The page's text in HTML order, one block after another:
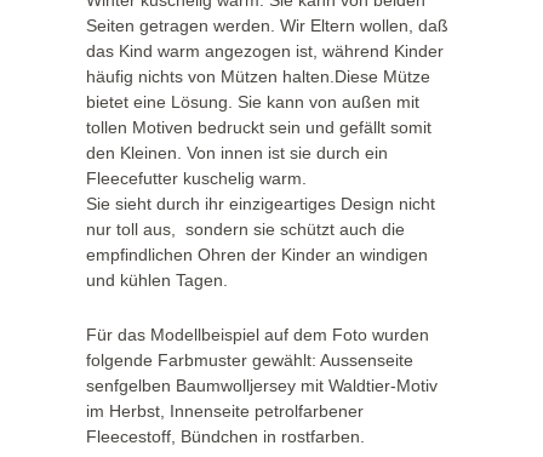
Seiten getragen werden. Wir Eltern wollen, daß
das Kind warm angezogen ist, während Kinder
häufig nichts von Mützen halten.Diese Mütze
bietet eine Lösung. Sie kann von außen mit
tollen Motiven bedruckt sein und gefällt somit
den Kleinen. Von innen ist sie durch ein
Fleecefutter kuschelig warm.
Sie sieht durch ihr einzigeartiges Design nicht
nur toll aus, sondern sie schützt auch die
empfindlichen Ohren der Kinder an windigen
und kühlen Tagen.
Für das Modellbeispiel auf dem Foto wurden
folgende Farbmuster gewählt: Aussenseite
senfgelben Baumwolljersey mit Waldtier-Motiv
im Herbst, Innenseite petrolfarbener
Fleecestoff, Bündchen in rostfarben.